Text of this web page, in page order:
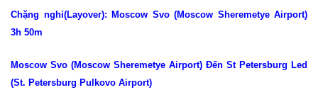
Chặng nghỉ(Layover): Moscow Svo (Moscow Sheremetye Airport)
3h 50m
Moscow Svo (Moscow Sheremetye Airport) Đến St Petersburg Led
(St. Petersburg Pulkovo Airport)